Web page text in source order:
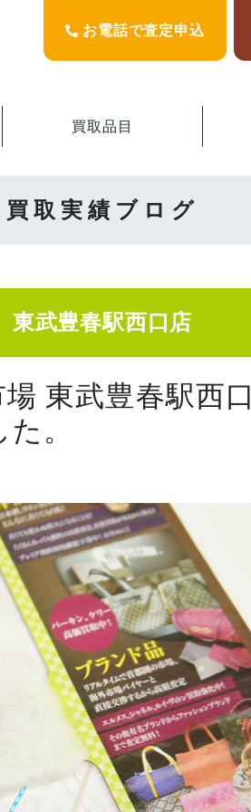
お電話で査定申込
買取品目
買取実績ブログ
東武豊春駅西口店
東武豊春駅西口
。